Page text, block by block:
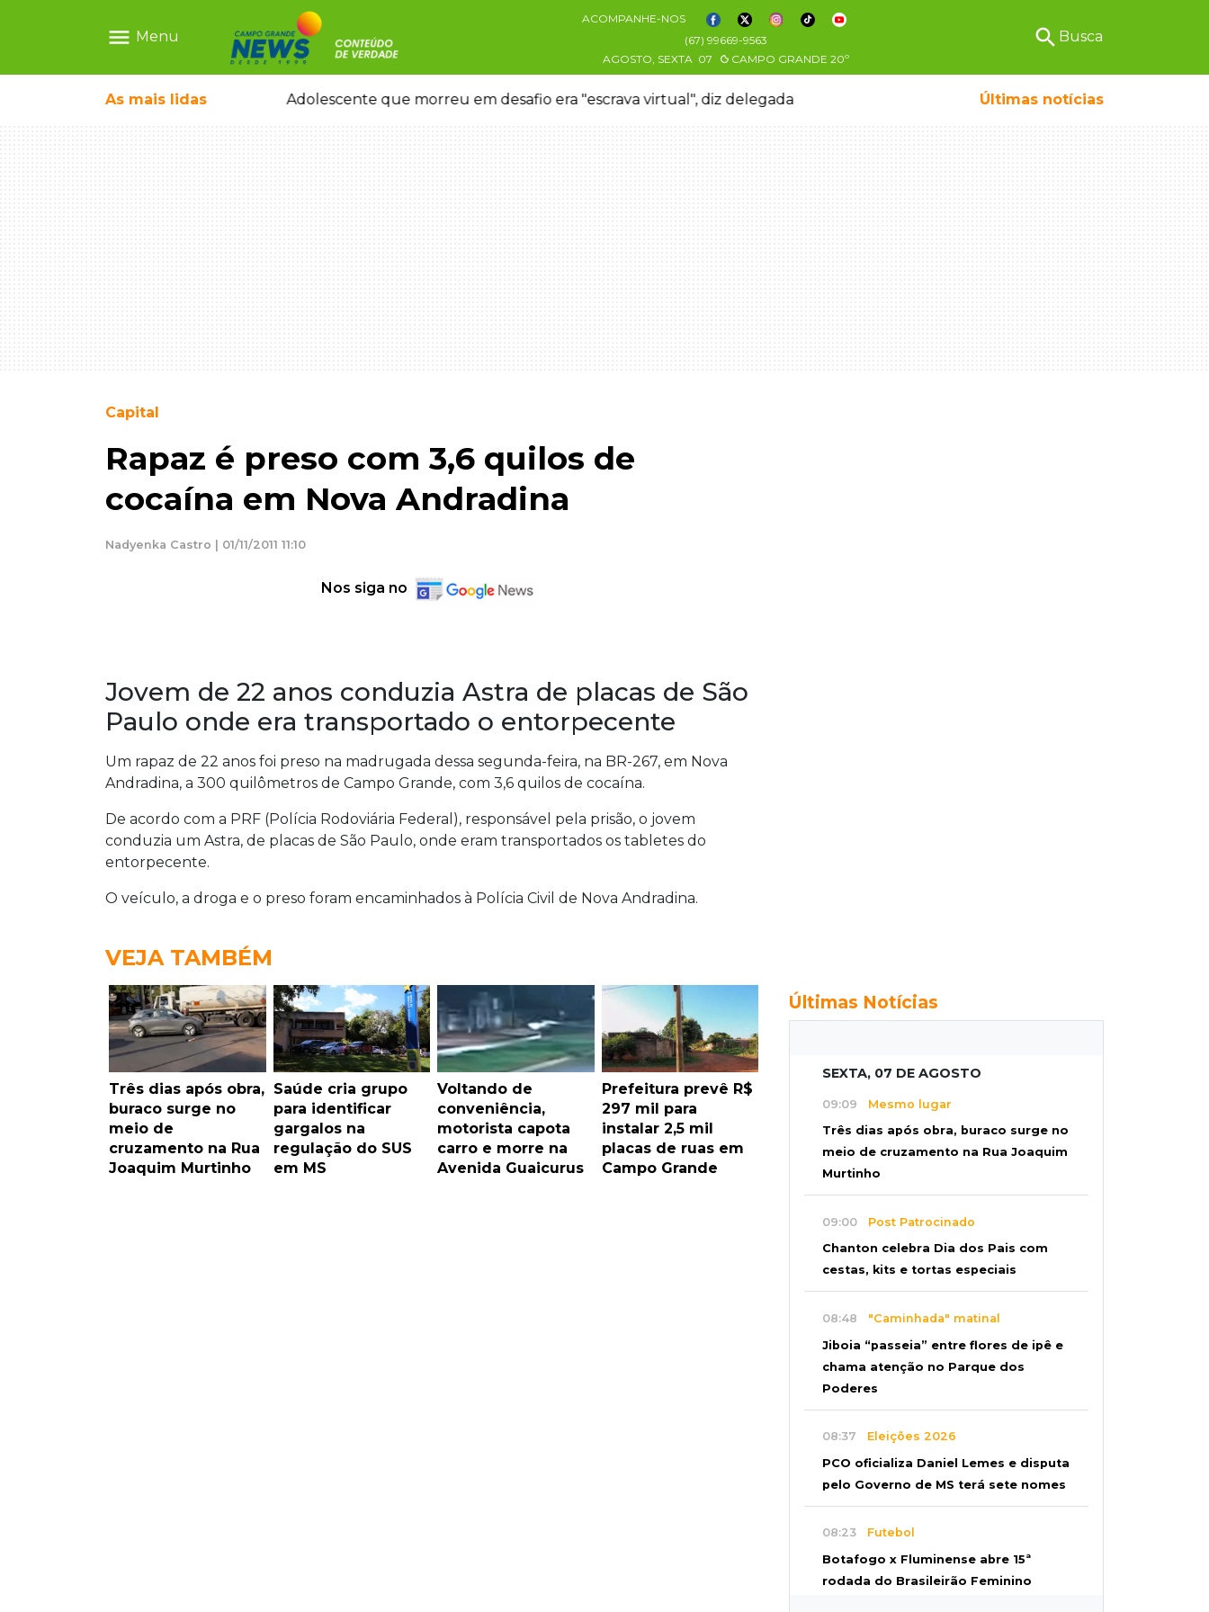
menu Menu
ACOMPANHE-NOS
(67) 99669-9563
AGOSTO, SEXTA 07 CAMPO GRANDE 20º
search Busca
As mais lidas
ganhar dia oficial em MS Adolescente que morreu em desafio era "escrava virtual", diz delegada Últimas notícias
Capital
Rapaz é preso com 3,6 quilos de
cocaína em Nova Andradina
Nadyenka Castro | 01/11/2011 11:10
Nos siga no
Jovem de 22 anos conduzia Astra de placas de São
Paulo onde era transportado o entorpecente
Um rapaz de 22 anos foi preso na madrugada dessa segunda-feira, na BR-267, em Nova
Andradina, a 300 quilômetros de Campo Grande, com 3,6 quilos de cocaína.
De acordo com a PRF (Polícia Rodoviária Federal), responsável pela prisão, o jovem
conduzia um Astra, de placas de São Paulo, onde eram transportados os tabletes do
entorpecente.
O veículo, a droga e o preso foram encaminhados à Polícia Civil de Nova Andradina.
VEJA TAMBÉM
Três dias após obra,
buraco surge no
meio de
cruzamento na Rua
Joaquim Murtinho
Saúde cria grupo
para identificar
gargalos na
regulação do SUS
em MS
Voltando de
conveniência,
motorista capota
carro e morre na
Avenida Guaicurus
Prefeitura prevê R$
297 mil para
instalar 2,5 mil
placas de ruas em
Campo Grande
Últimas Notícias
SEXTA, 07 DE AGOSTO
09:09 Mesmo lugar
Três dias após obra, buraco surge no
meio de cruzamento na Rua Joaquim
Murtinho
09:00 Post Patrocinado
Chanton celebra Dia dos Pais com
cestas, kits e tortas especiais
08:48 "Caminhada" matinal
Jiboia “passeia” entre flores de ipê e
chama atenção no Parque dos
Poderes
08:37 Eleições 2026
PCO oficializa Daniel Lemes e disputa
pelo Governo de MS terá sete nomes
08:23 Futebol
Botafogo x Fluminense abre 15ª
rodada do Brasileirão Feminino